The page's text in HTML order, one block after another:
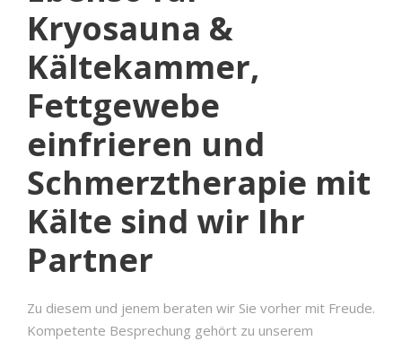
Kryosauna &
Kältekammer,
Fettgewebe
einfrieren und
Schmerztherapie mit
Kälte sind wir Ihr
Partner
Zu diesem und jenem beraten wir Sie vorher mit Freude.
Kompetente Besprechung gehört zu unserem